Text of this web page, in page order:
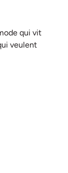
qui vit
veulent